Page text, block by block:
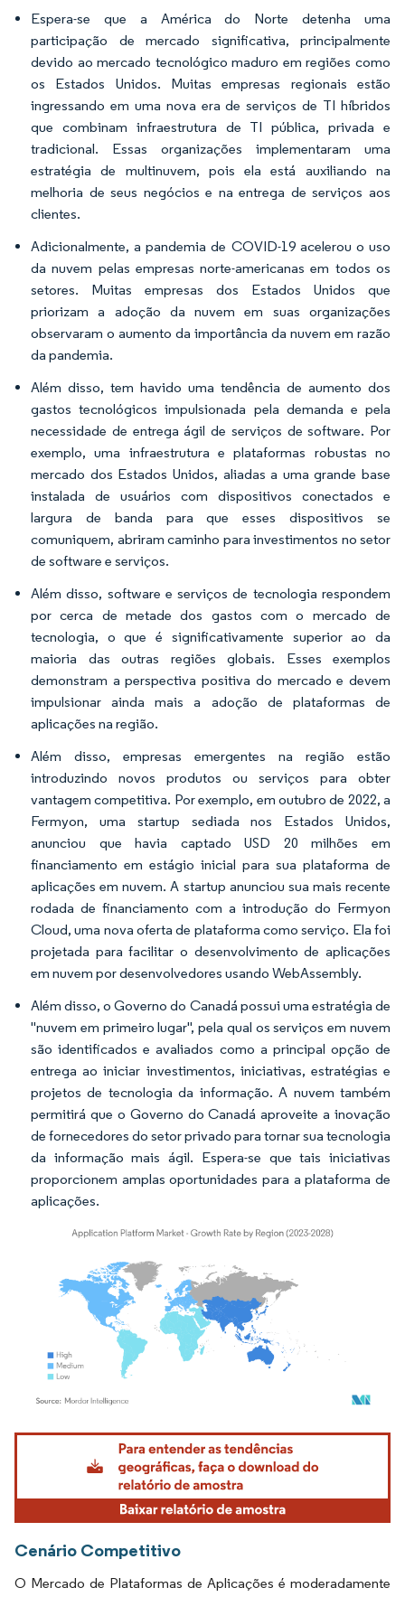
Espera-se que a América do Norte detenha uma
participação de mercado significativa, principalmente
devido ao mercado tecnológico maduro em regiões como
os Estados Unidos. Muitas empresas regionais estão
ingressando em uma nova era de serviços de TI híbridos
que combinam infraestrutura de TI pública, privada e
tradicional. Essas organizações implementaram uma
estratégia de multinuvem, pois ela está auxiliando na
melhoria de seus negócios e na entrega de serviços aos
clientes.
Adicionalmente, a pandemia de COVID-19 acelerou o uso
da nuvem pelas empresas norte-americanas em todos os
setores. Muitas empresas dos Estados Unidos que
priorizam a adoção da nuvem em suas organizações
observaram o aumento da importância da nuvem em razão
da pandemia.
Além disso, tem havido uma tendência de aumento dos
gastos tecnológicos impulsionada pela demanda e pela
necessidade de entrega ágil de serviços de software. Por
exemplo, uma infraestrutura e plataformas robustas no
mercado dos Estados Unidos, aliadas a uma grande base
instalada de usuários com dispositivos conectados e
largura de banda para que esses dispositivos se
comuniquem, abriram caminho para investimentos no setor
de software e serviços.
Além disso, software e serviços de tecnologia respondem
por cerca de metade dos gastos com o mercado de
tecnologia, o que é significativamente superior ao da
maioria das outras regiões globais. Esses exemplos
demonstram a perspectiva positiva do mercado e devem
impulsionar ainda mais a adoção de plataformas de
aplicações na região.
Além disso, empresas emergentes na região estão
introduzindo novos produtos ou serviços para obter
vantagem competitiva. Por exemplo, em outubro de 2022, a
Fermyon, uma startup sediada nos Estados Unidos,
anunciou que havia captado USD 20 milhões em
financiamento em estágio inicial para sua plataforma de
aplicações em nuvem. A startup anunciou sua mais recente
rodada de financiamento com a introdução do Fermyon
Cloud, uma nova oferta de plataforma como serviço. Ela foi
projetada para facilitar o desenvolvimento de aplicações
em nuvem por desenvolvedores usando WebAssembly.
Além disso, o Governo do Canadá possui uma estratégia de
"nuvem em primeiro lugar", pela qual os serviços em nuvem
são identificados e avaliados como a principal opção de
entrega ao iniciar investimentos, iniciativas, estratégias e
projetos de tecnologia da informação. A nuvem também
permitirá que o Governo do Canadá aproveite a inovação
de fornecedores do setor privado para tornar sua tecnologia
da informação mais ágil. Espera-se que tais iniciativas
proporcionem amplas oportunidades para a plataforma de
aplicações.
Imagem © Mordor Intelligence. O reuso requer atribuição conforme CC BY 4.0.
Cenário Competitivo
O Mercado de Plataformas de Aplicações é moderadamente